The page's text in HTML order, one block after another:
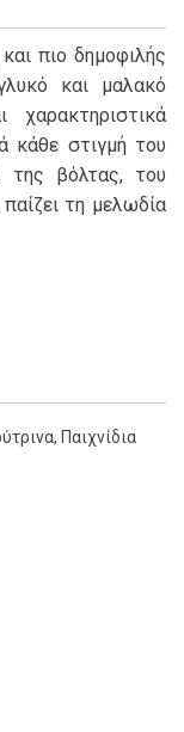
πιο δημοφιλής
και μαλακό
κάθε στιγμή του
της βόλτας, του
τη μελωδία
, Παιχνίδια